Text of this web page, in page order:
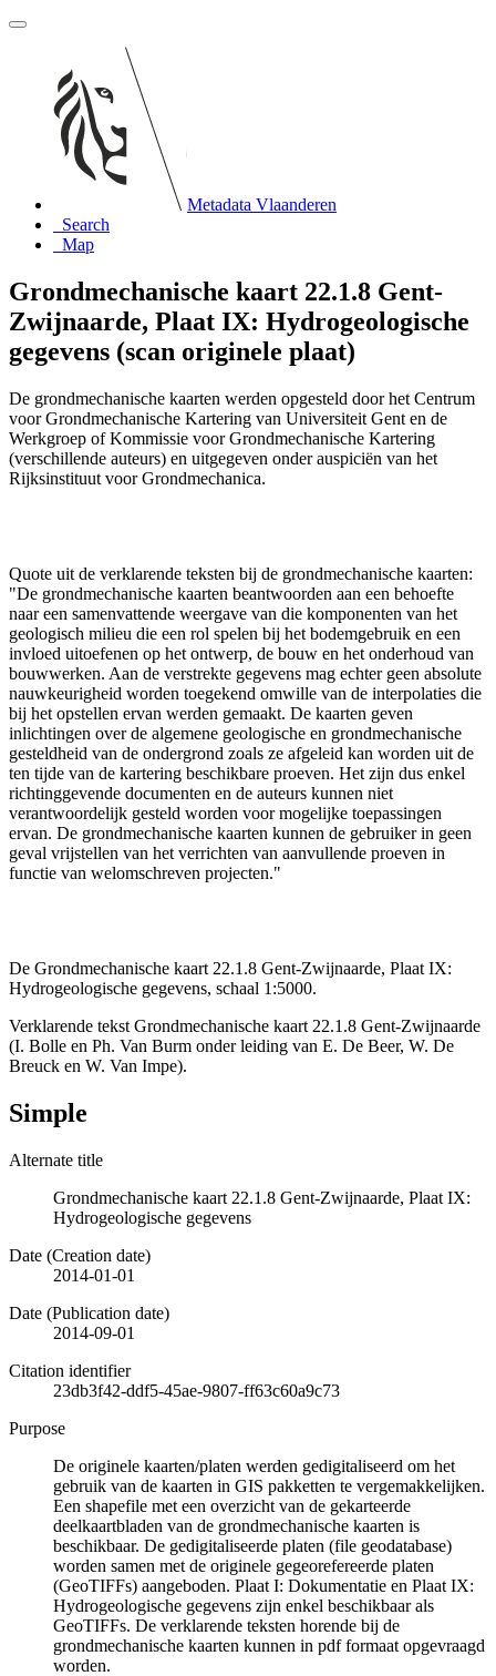
Metadata Vlaanderen
Search
Map
Grondmechanische kaart 22.1.8 Gent-
Zwijnaarde, Plaat IX: Hydrogeologische
gegevens (scan originele plaat)
De grondmechanische kaarten werden opgesteld door het Centrum
voor Grondmechanische Kartering van Universiteit Gent en de
Werkgroep of Kommissie voor Grondmechanische Kartering
(verschillende auteurs) en uitgegeven onder auspiciën van het
Rijksinstituut voor Grondmechanica.
Quote uit de verklarende teksten bij de grondmechanische kaarten:
"De grondmechanische kaarten beantwoorden aan een behoefte
naar een samenvattende weergave van die komponenten van het
geologisch milieu die een rol spelen bij het bodemgebruik en een
invloed uitoefenen op het ontwerp, de bouw en het onderhoud van
bouwwerken. Aan de verstrekte gegevens mag echter geen absolute
nauwkeurigheid worden toegekend omwille van de interpolaties die
bij het opstellen ervan werden gemaakt. De kaarten geven
inlichtingen over de algemene geologische en grondmechanische
gesteldheid van de ondergrond zoals ze afgeleid kan worden uit de
ten tijde van de kartering beschikbare proeven. Het zijn dus enkel
richtinggevende documenten en de auteurs kunnen niet
verantwoordelijk gesteld worden voor mogelijke toepassingen
ervan. De grondmechanische kaarten kunnen de gebruiker in geen
geval vrijstellen van het verrichten van aanvullende proeven in
functie van welomschreven projecten."
De Grondmechanische kaart 22.1.8 Gent-Zwijnaarde, Plaat IX:
Hydrogeologische gegevens, schaal 1:5000.
Verklarende tekst Grondmechanische kaart 22.1.8 Gent-Zwijnaarde
(I. Bolle en Ph. Van Burm onder leiding van E. De Beer, W. De
Breuck en W. Van Impe).
Simple
Alternate title
Grondmechanische kaart 22.1.8 Gent-Zwijnaarde, Plaat IX:
Hydrogeologische gegevens
Date (Creation date)
2014-01-01
Date (Publication date)
2014-09-01
Citation identifier
23db3f42-ddf5-45ae-9807-ff63c60a9c73
Purpose
De originele kaarten/platen werden gedigitaliseerd om het
gebruik van de kaarten in GIS pakketten te vergemakkelijken.
Een shapefile met een overzicht van de gekarteerde
deelkaartbladen van de grondmechanische kaarten is
beschikbaar. De gedigitaliseerde platen (file geodatabase)
worden samen met de originele gegeorefereerde platen
(GeoTIFFs) aangeboden. Plaat I: Dokumentatie en Plaat IX:
Hydrogeologische gegevens zijn enkel beschikbaar als
GeoTIFFs. De verklarende teksten horende bij de
grondmechanische kaarten kunnen in pdf formaat opgevraagd
worden.